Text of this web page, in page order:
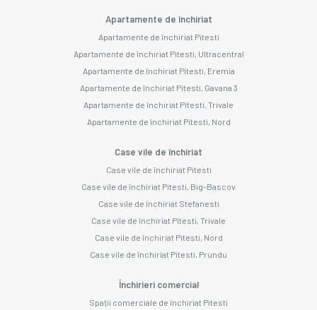
Apartamente de închiriat
Apartamente de închiriat Pitesti
Apartamente de închiriat Pitesti, Ultracentral
Apartamente de închiriat Pitesti, Eremia
Apartamente de închiriat Pitesti, Gavana 3
Apartamente de închiriat Pitesti, Trivale
Apartamente de închiriat Pitesti, Nord
Case vile de închiriat
Case vile de închiriat Pitesti
Case vile de închiriat Pitesti, Big-Bascov
Case vile de închiriat Stefanesti
Case vile de închiriat Pitesti, Trivale
Case vile de închiriat Pitesti, Nord
Case vile de închiriat Pitesti, Prundu
Închirieri comercial
Spații comerciale de închiriat Pitesti